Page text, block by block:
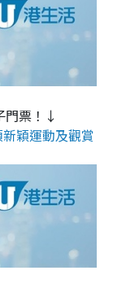
門票！↓
穎運動及觀賞